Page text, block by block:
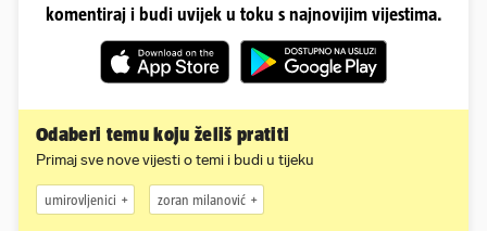
komentiraj i budi uvijek u toku s najnovijim vijestima.
Odaberi temu koju želiš pratiti
Primaj sve nove vijesti o temi i budi u tijeku
umirovljenici zoran milanović